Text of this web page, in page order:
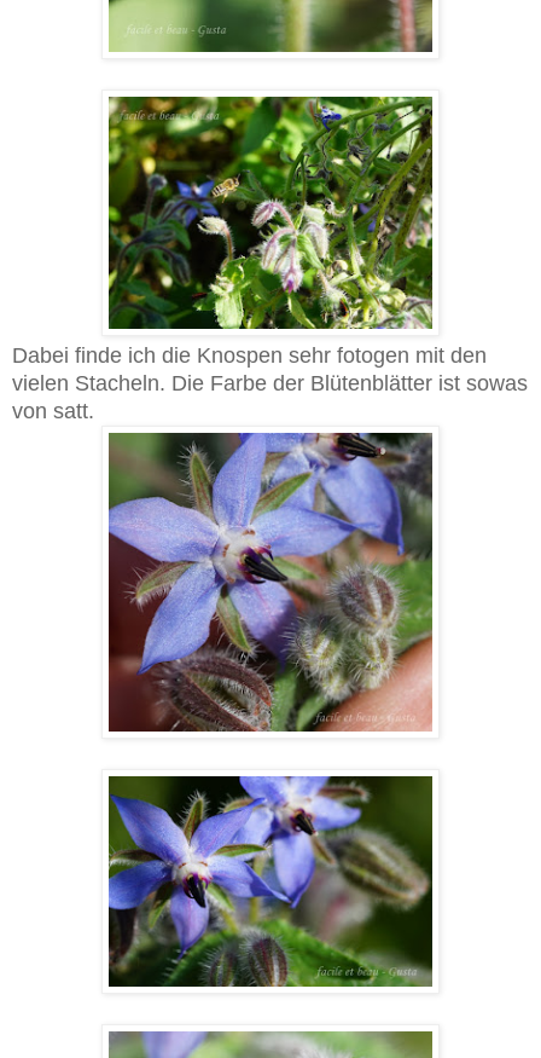
Dabei finde ich die Knospen sehr fotogen mit den
vielen Stacheln. Die Farbe der Blütenblätter ist sowas
von satt.